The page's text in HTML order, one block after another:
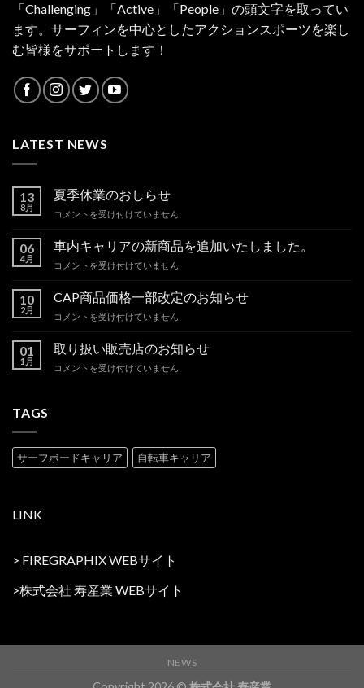
「Challenging」「Active」「People」の頭文字を取ってい
ます。サーフィンを中心としたアクションスポーツを楽し
む皆様をサポートします！
LATEST NEWS
13
8月
夏季休業のおしらせ
夏
休
業
の
し
せ
コメントを受け付けていません
06
4月
車内キャリアの新商品を追加いたしました。
車
キ
ャ
リ
の
商
た
し
コメントを受け付けていません
10
2月
CAP商品価格一部改定のお知らせ
CAP
品
価
格
お
知
コメントを受け付けていません
01
1月
取り扱い販売店のお知らせ
取
店
の
コメントを受け付けていません
TAGS
サーフボードキャリア 自転車キャリア
LINK
> FIREGRAPHIX WEBサイト
>株式会社 寿産業 WEBサイト
NEWS